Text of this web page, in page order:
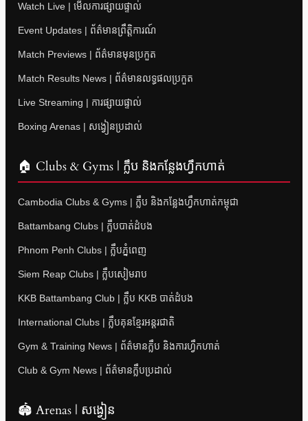
Watch Live | មើលការផ្សាយផ្ទាល់
Event Updates | ព័ត៌មានព្រឹត្តិការណ៍
Match Previews | ព័ត៌មានមុនប្រកួត
Match Results News | ព័ត៌មានលទ្ធផលប្រកួត
Live Streaming | ការផ្សាយផ្ទាល់
Boxing Arenas | សង្វៀនប្រដាល់
🏠 Clubs & Gyms | ក្លឹប និងកន្លែងហ្វឹកហាត់
Cambodia Clubs & Gyms | ក្លឹប និងកន្លែងហ្វឹកហាត់កម្ពុជា
Battambang Clubs | ក្លឹបបាត់ដំបង
Phnom Penh Clubs | ក្លឹបភ្នំពេញ
Siem Reap Clubs | ក្លឹបសៀមរាប
KKB Battambang Club | ក្លឹប KKB បាត់ដំបង
International Clubs | ក្លឹបគុនខ្មែរអន្តរជាតិ
Gym & Training News | ព័ត៌មានក្លឹប និងការហ្វឹកហាត់
Club & Gym News | ព័ត៌មានក្លឹបប្រដាល់
🏟 Arenas | សង្វៀន